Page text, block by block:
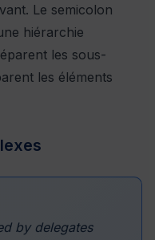
Le semicolon
hiérarchie
les sous-
les éléments
by delegates